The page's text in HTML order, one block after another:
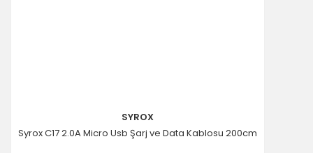
SYROX
Syrox C17 2.0A Micro Usb Şarj ve Data Kablosu 200cm